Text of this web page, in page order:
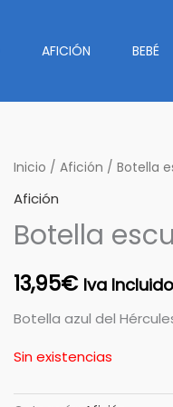
AFICIÓN BEBÉ
Inicio / Afición / Botella
Afición
Botella
13,95€ Iva Incluido
Botella azul del
Sin existencias